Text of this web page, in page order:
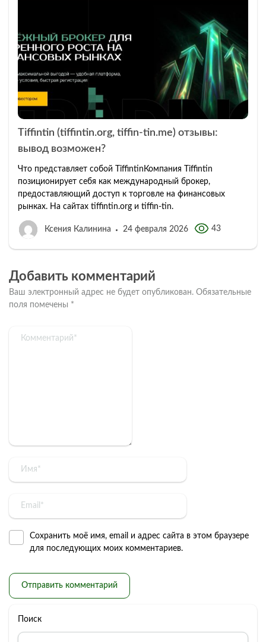
Tiffintin (tiffintin.org, tiffin-tin.me) отзывы:
вывод возможен?
Что представляет собой TiffintinКомпания Tiffintin
позиционирует себя как международный брокер,
предоставляющий доступ к торговле на финансовых
рынках. На сайтах tiffintin.org и tiffin-tin.
Ксения Калинина 24 февраля 2026 43
Добавить комментарий
Ваш электронный адрес не будет опубликован. Обязательные
поля помечены *
Сохранить моё имя, email и адрес сайта в этом браузере
для последующих моих комментариев.
Поиск